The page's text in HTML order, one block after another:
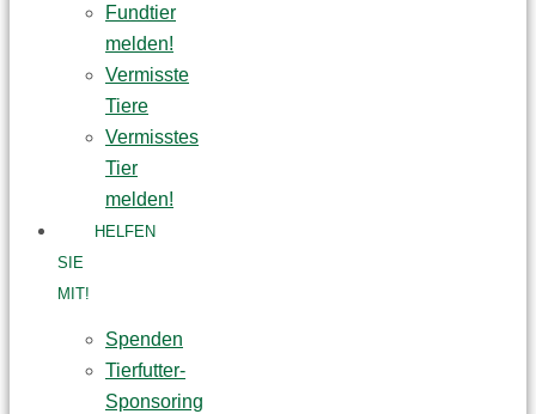
Fundtier
melden!
Vermisste
Tiere
Vermisstes
Tier
melden!
HELFEN
SIE
MIT!
Spenden
Tierfutter-
Sponsoring